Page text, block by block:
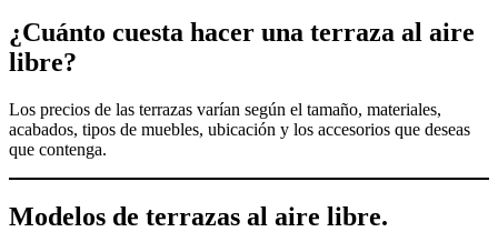
¿Cuánto cuesta hacer una terraza al aire
libre?
Los precios de las terrazas varían según el tamaño, materiales,
acabados, tipos de muebles, ubicación y los accesorios que deseas
que contenga.
Modelos de terrazas al aire libre.